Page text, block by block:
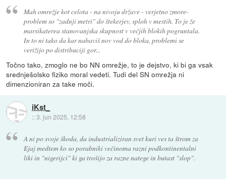
Mah omrežje kot celota - na nivoju države - verjetno zmore-
problem so "zadnji metri" do štekerjev, sploh v mestih. To je že
marsikaterea stanovanjska skupnost v večjih blokih pogruntala.
In to ni tako da kar nabaviš nov vod do bloka, problemi se
verižijo po distribuciji gor...
Točno tako, zmoglo ne bo NN omrežje, to je dejstvo, ki bi ga vsak
srednješolsko fiziko moral vedeti. Tudi del SN omrežja ni
dimenzioniran za take moči.
iKst_
::3. jun 2025, 12:58
A ni po svoje škoda, da industrializiran svet kuri ves ta štrom za
Ejaj medtem ko so porabniki večinoma razni podkontinentalni
liki in "nigerijci" ki ga trošijo za razne natege in butast "slop".